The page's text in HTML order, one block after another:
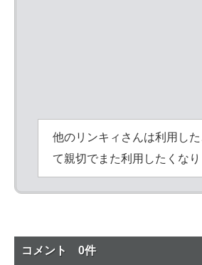
他のリンキィさんは利用し
て親切でまた利用したくな
コメント 0件